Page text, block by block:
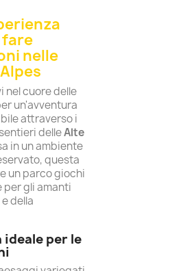
fare
nelle
nel cuore delle
un'avventura
attraverso i
delleAlte
in un ambiente
questa
un parco giochi
gli amanti
della
ideale per le